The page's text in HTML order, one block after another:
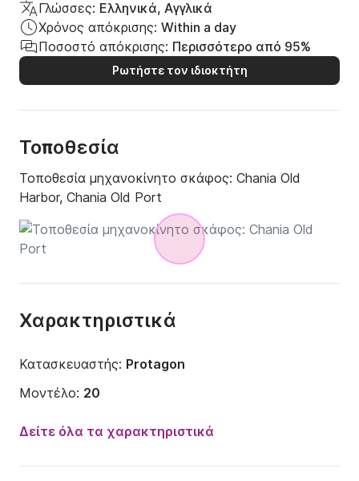
Γλώσσες: Ελληνικά, Αγγλικά
Χρόνος απόκρισης: Within a day
Ποσοστό απόκρισης: Περισσότερο από 95%
Ρωτήστε τον ιδιοκτήτη
Τοποθεσία
Τοποθεσία μηχανοκίνητο σκάφος: Chania Old
Harbor, Chania Old Port
Χαρακτηριστικά
Κατασκευαστής: Protagon
Μοντέλο: 20
Ισχύς κινητήρα:
Δείτε όλα τα χαρακτηριστικά